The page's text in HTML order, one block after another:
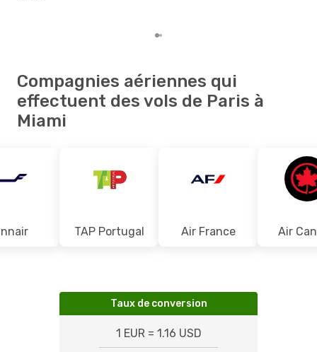
Compagnies aériennes qui
effectuent des vols de Paris à
Miami
TAP Portugal Air France Air
Taux de conversion
1 EUR = 1.16 USD